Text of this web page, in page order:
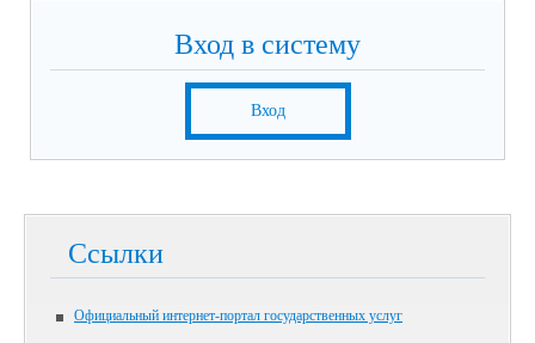
Вход в систему
Вход
Ссылки
Официальный интернет-портал государственных услуг